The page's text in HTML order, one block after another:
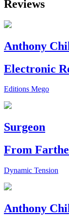
Reviews
Anthony
Electronic
Editions Mego
Surgeon
From
Dynamic Tension
Anthony